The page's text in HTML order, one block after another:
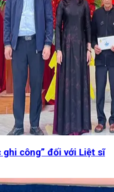
ghi công” đối với Liệt sĩ